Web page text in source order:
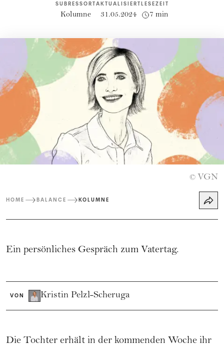
SUBRESSORT
Kolumne
AKTUALISIERT
31.05.2024
LESEZEIT
7 min
© VGN
HOME BALANCE KOLUMNE
Ein persönliches Gespräch zum Vatertag.
VON Kristin Pelzl-Scheruga
Die Tochter erhält in der kommenden Woche ihr